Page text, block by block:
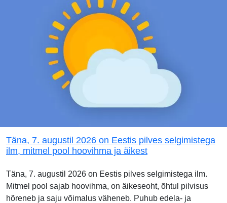
Täna, 7. augustil 2026 on Eestis pilves selgimistega
ilm, mitmel pool hoovihma ja äikest
Täna, 7. augustil 2026 on Eestis pilves selgimistega ilm.
Mitmel pool sajab hoovihma, on äikeseoht, õhtul pilvisus
hõreneb ja saju võimalus väheneb. Puhub edela- ja